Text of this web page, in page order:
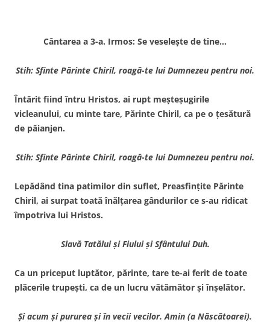
Cântarea a 3-a. Irmos: Se veseleşte de tine…
Stih: Sfinte Părinte Chiril, roagă-te lui Dumnezeu pentru noi.
Întărit fiind întru Hristos, ai rupt meşteşugirile
vicleanului, cu minte tare, Părinte Chiril, ca pe o ţesătură
de păianjen.
Stih: Sfinte Părinte Chiril, roagă-te lui Dumnezeu pentru noi.
Lepădând tina patimilor din suflet, Preasfinţite Părinte
Chiril, ai surpat toată înălţarea gândurilor ce s-au ridicat
împotriva lui Hristos.
Slavă Tatălui şi Fiului şi Sfântului Duh.
Ca un priceput luptător, părinte, tare te-ai ferit de toate
plăcerile trupeşti, ca de un lucru vătămător şi înşelător.
Şi acum şi pururea şi în vecii vecilor. Amin (a Născătoarei).